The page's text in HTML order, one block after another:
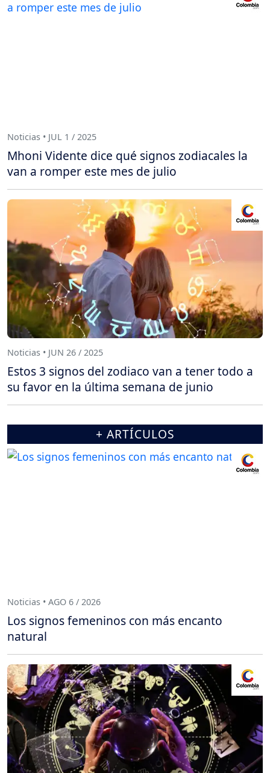
Noticias • JUL 1 / 2025
Mhoni Vidente dice qué signos zodiacales la
van a romper este mes de julio
Noticias • JUN 26 / 2025
Estos 3 signos del zodiaco van a tener todo a
su favor en la última semana de junio
+ ARTÍCULOS
Noticias • AGO 6 / 2026
Los signos femeninos con más encanto
natural